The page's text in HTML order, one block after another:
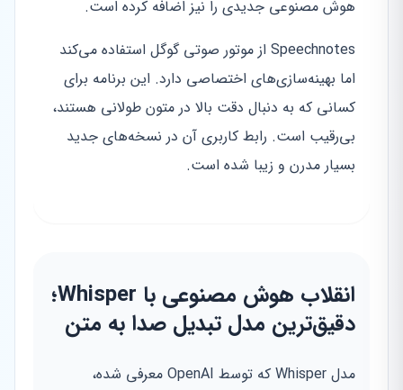
هوش مصنوعی جدیدی را نیز اضافه کرده است.
Speechnotes از موتور صوتی گوگل استفاده می‌کند
اما بهینه‌سازی‌های اختصاصی دارد. این برنامه برای
کسانی که به دنبال دقت بالا در متون طولانی هستند،
بی‌رقیب است. رابط کاربری آن در نسخه‌های جدید
بسیار مدرن و زیبا شده است.
انقلاب هوش مصنوعی با Whisper؛
دقیق‌ترین مدل تبدیل صدا به متن
مدل Whisper که توسط OpenAI معرفی شده،